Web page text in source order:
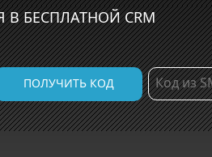
В БЕСПЛАТНОЙ CRM